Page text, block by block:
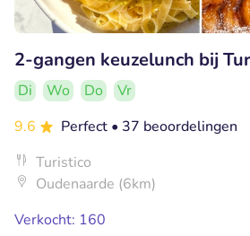
2-gangen keuzelunch bij
Di Wo Do
Vr
9.6
Perfect • 37 beoordelingen
Turistico
Oudenaarde (6km)
Verkocht: 160